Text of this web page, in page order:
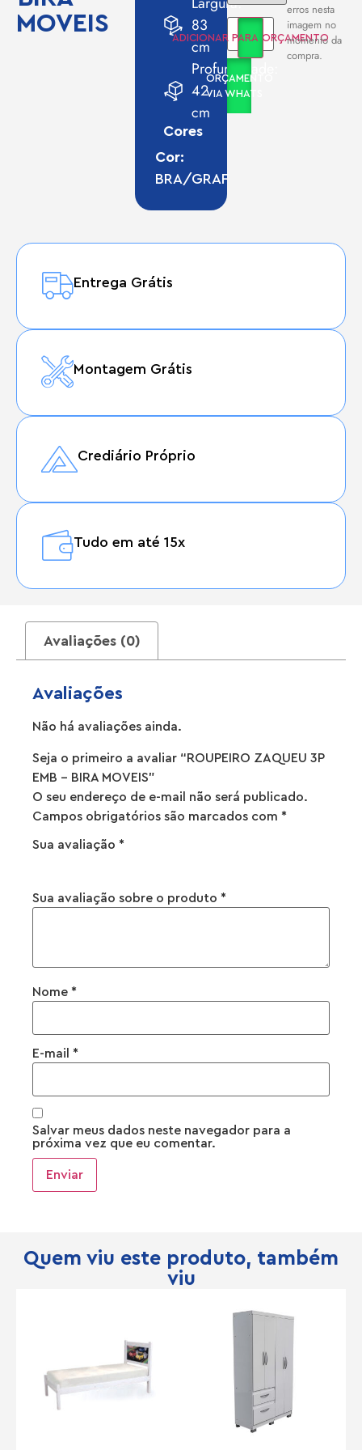
MOVEIS
83
cm
Profundidade:
42
cm
Cores
Cor:
BRA/GRAF
ADICIONAR PARA ORÇAMENTO
ORÇAMENTO
VIA WHATS
erros nesta
imagem no
momento da
compra.
Entrega Grátis
Montagem Grátis
Crediário Próprio
Tudo em até 15x
Avaliações (0)
Avaliações
Não há avaliações ainda.
Seja o primeiro a avaliar “ROUPEIRO ZAQUEU 3P
EMB – BIRA MOVEIS”
O seu endereço de e-mail não será publicado.
Campos obrigatórios são marcados com *
Sua avaliação *
Sua avaliação sobre o produto *
Nome *
E-mail *
Salvar meus dados neste navegador para a
próxima vez que eu comentar.
Quem viu este produto, também
viu